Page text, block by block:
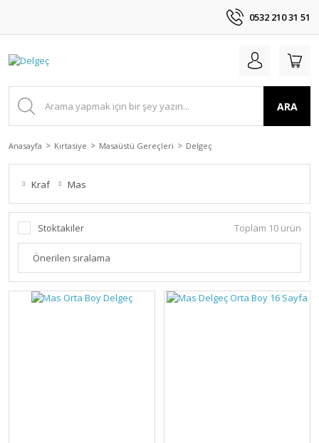
0532 210 31 51
ARA
Anasayfa Kırtasiye Masaüstü Gereçleri Delgeç
Kraf Mas
Stoktakiler Toplam 10 ürün